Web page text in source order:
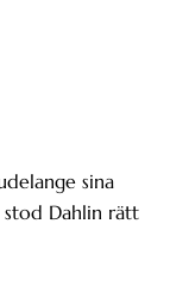
sina
stod Dahlin rätt